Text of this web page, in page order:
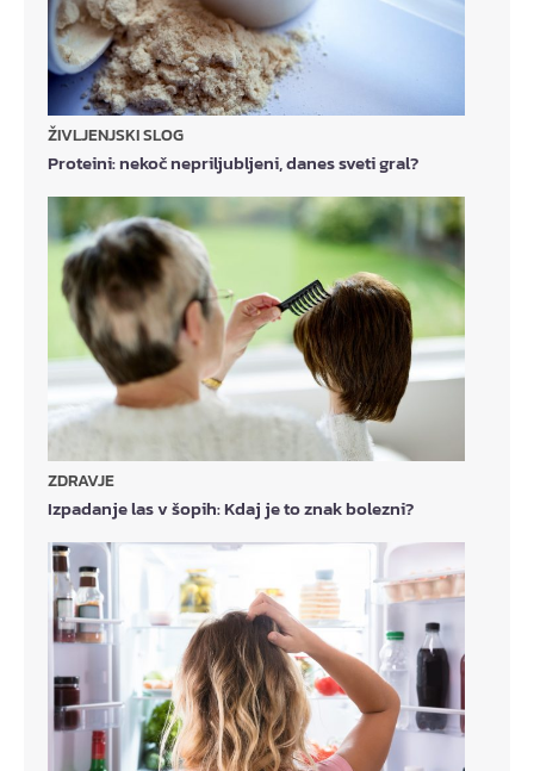
ŽIVLJENJSKI SLOG
Proteini: nekoč nepriljubljeni, danes sveti gral?
ZDRAVJE
Izpadanje las v šopih: Kdaj je to znak bolezni?